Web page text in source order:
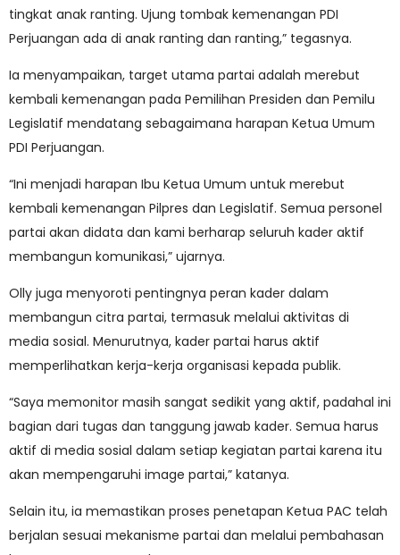
tingkat anak ranting. Ujung tombak kemenangan PDI
Perjuangan ada di anak ranting dan ranting,” tegasnya.
Ia menyampaikan, target utama partai adalah merebut
kembali kemenangan pada Pemilihan Presiden dan Pemilu
Legislatif mendatang sebagaimana harapan Ketua Umum
PDI Perjuangan.
“Ini menjadi harapan Ibu Ketua Umum untuk merebut
kembali kemenangan Pilpres dan Legislatif. Semua personel
partai akan didata dan kami berharap seluruh kader aktif
membangun komunikasi,” ujarnya.
Olly juga menyoroti pentingnya peran kader dalam
membangun citra partai, termasuk melalui aktivitas di
media sosial. Menurutnya, kader partai harus aktif
memperlihatkan kerja-kerja organisasi kepada publik.
“Saya memonitor masih sangat sedikit yang aktif, padahal ini
bagian dari tugas dan tanggung jawab kader. Semua harus
aktif di media sosial dalam setiap kegiatan partai karena itu
akan mempengaruhi image partai,” katanya.
Selain itu, ia memastikan proses penetapan Ketua PAC telah
berjalan sesuai mekanisme partai dan melalui pembahasan